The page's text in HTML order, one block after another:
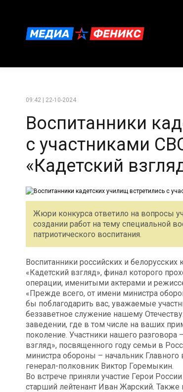
09:42 | 22-10-2024
Воспитанники
с участниками
«Кадетский
Жюри конкурса ответило на вопросы
создании работ на тему специальной
патриотического воспитания.
Воспитанники российских и
«Кадетский взгляд», финал которого
операции, именитыми актерами и
«Прежде всего, от имени министра
бы поблагодарить вас, уважаемые
беззаветное служение нашему
заведении, где в том числе на ваших
поколение. Участники нашего
взгляд», посвященного году семьи в
министра обороны – начальник
генерал-полковник Виктор Горемыкин.
Во встрече приняли участие Герои
старший лейтенант Иван Жарский.